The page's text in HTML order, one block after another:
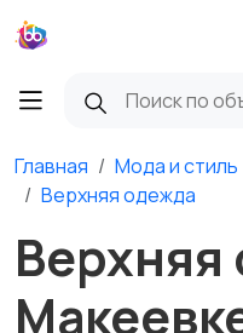
Главная Мода и стиль
Верхняя одежда
Верхняя